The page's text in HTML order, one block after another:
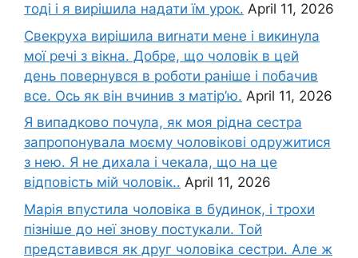
тоді і я вирішила надати їм урок. April 11, 2026
Свекруха вирішила виrнати мене і викинула
мої речі з вікна. Добре, що чоловік в цей
день повернувся в роботи раніше і побачив
все. Ось як він вчинив з матір’ю. April 11, 2026
Я випадково почула, як моя рідна сестра
запропонувала моєму чоловікові одружитися
з нею. Я не дихала і чекала, що на це
відповість мій чоловік.. April 11, 2026
Марія впустила чоловіка в будинок, і трохи
пізніше до неї знову постукали. Той
представився як друг чоловіка сестри. Але ж